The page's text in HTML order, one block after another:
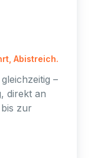
Abistreich.
–
direkt an
zur